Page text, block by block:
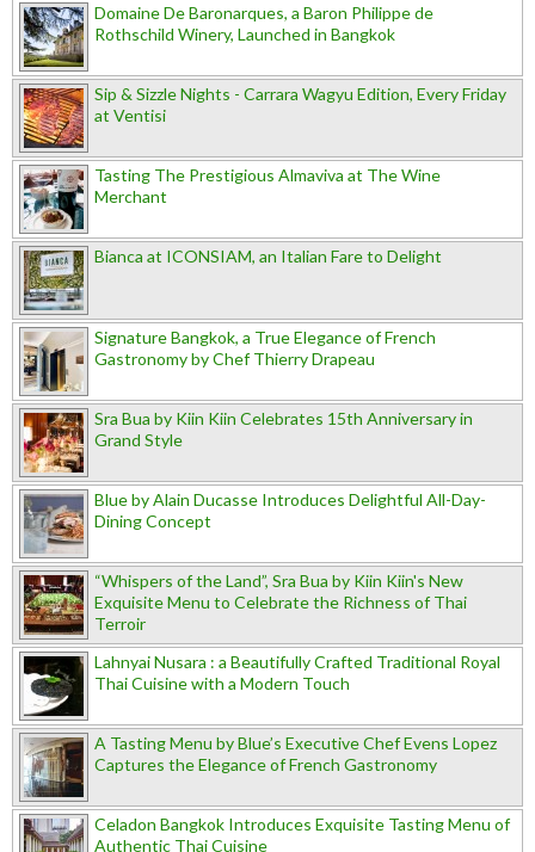
Domaine De Baronarques, a Baron Philippe de
Rothschild Winery, Launched in Bangkok
Sip & Sizzle Nights - Carrara Wagyu Edition, Every Friday
at Ventisi
Tasting The Prestigious Almaviva at The Wine
Merchant
Bianca at ICONSIAM, an Italian Fare to Delight
Signature Bangkok, a True Elegance of French
Gastronomy by Chef Thierry Drapeau
Sra Bua by Kiin Kiin Celebrates 15th Anniversary in
Grand Style
Blue by Alain Ducasse Introduces Delightful All-Day-
Dining Concept
“Whispers of the Land”, Sra Bua by Kiin Kiin's New
Exquisite Menu to Celebrate the Richness of Thai
Terroir
Lahnyai Nusara : a Beautifully Crafted Traditional Royal
Thai Cuisine with a Modern Touch
A Tasting Menu by Blue’s Executive Chef Evens Lopez
Captures the Elegance of French Gastronomy
Celadon Bangkok Introduces Exquisite Tasting Menu of
Authentic Thai Cuisine